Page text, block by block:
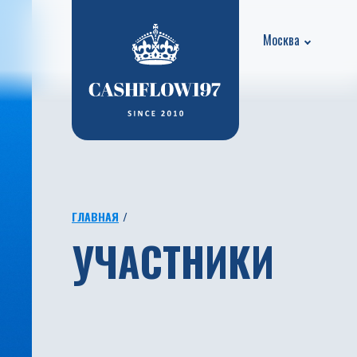
Москва
ГЛАВНАЯ
УЧАСТНИКИ